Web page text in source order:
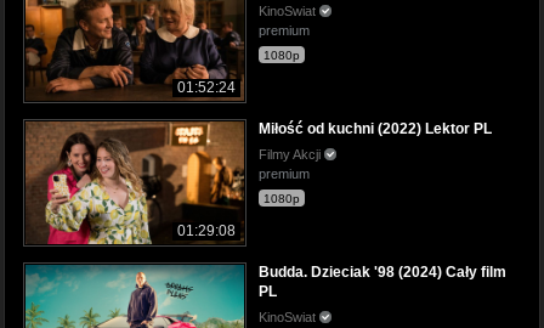
01:52:24
KinoSwiat
premium
1080p
01:29:08
Miłość od kuchni (2022) Lektor PL
Filmy Akcji
premium
1080p
Budda. Dzieciak '98 (2024) Cały film
PL
KinoSwiat